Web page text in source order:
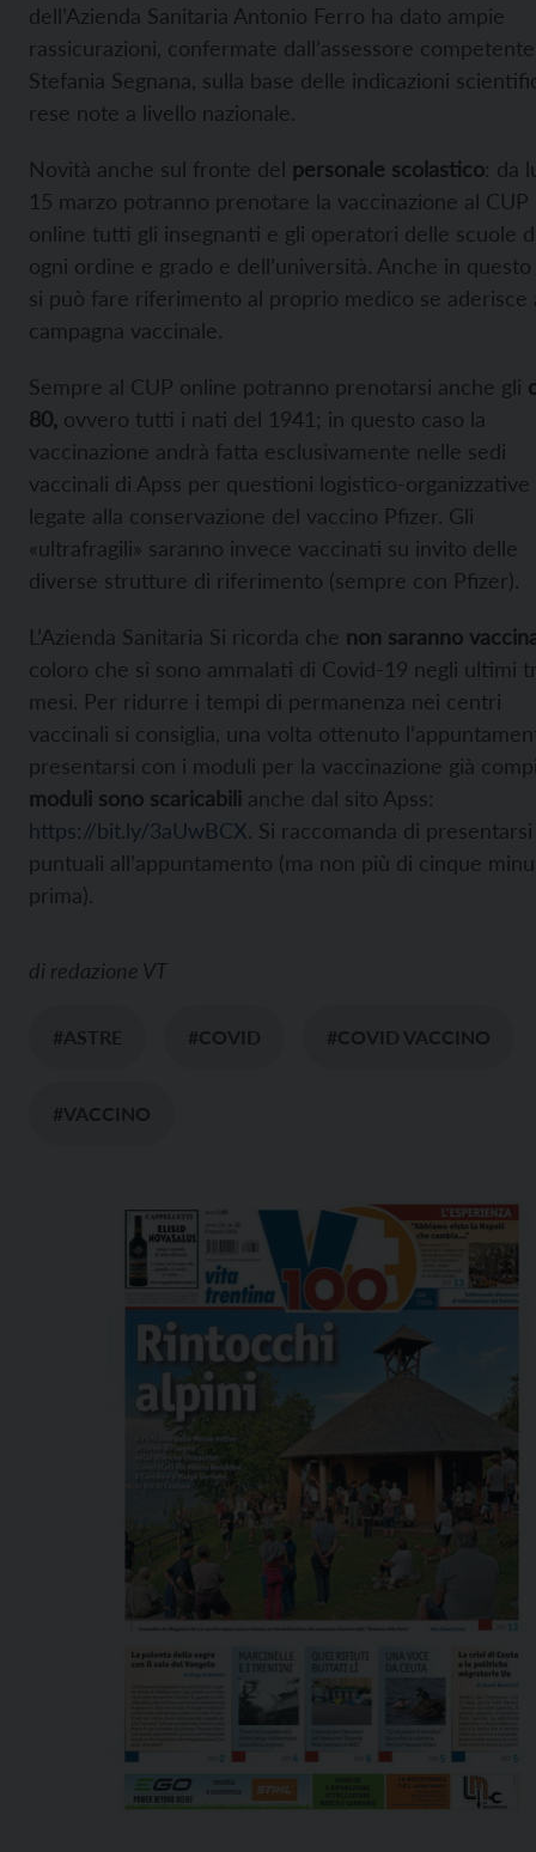
dell’Azienda Sanitaria Antonio Ferro ha dato ampie
rassicurazioni, confermate dall’assessore competente
Stefania Segnana, sulla base delle indicazioni
rese note a livello nazionale.
Novità anche sul fronte del personale scolastico: da
15 marzo potranno prenotare la vaccinazione al CUP
online tutti gli insegnanti e gli operatori delle scuole
ogni ordine e grado e dell’università. Anche in questo
si può fare riferimento al proprio medico se aderisce
campagna vaccinale.
Sempre al CUP online potranno prenotarsi anche gli
80, ovvero tutti i nati del 1941; in questo caso la
vaccinazione andrà fatta esclusivamente nelle sedi
vaccinali di Apss per questioni logistico-organizzative
legate alla conservazione del vaccino Pfizer. Gli
«ultrafragili» saranno invece vaccinati su invito delle
diverse strutture di riferimento (sempre con Pfizer).
L’Azienda Sanitaria Si ricorda che non saranno
coloro che si sono ammalati di Covid-19 negli ultimi
mesi. Per ridurre i tempi di permanenza nei centri
vaccinali si consiglia, una volta ottenuto
presentarsi con i moduli per la vaccinazione già
moduli sono scaricabili anche dal sito Apss:
https://bit.ly/3aUwBCX. Si raccomanda di presentarsi
puntuali all’appuntamento (ma non più di cinque
prima).
di redazione VT
#ASTRE #COVID #COVID VACCINO
#VACCINO